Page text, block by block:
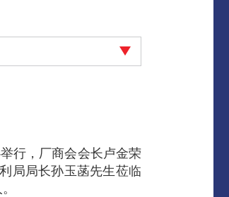
行，厂商会会长卢金荣
局局长孙玉菡先生莅临